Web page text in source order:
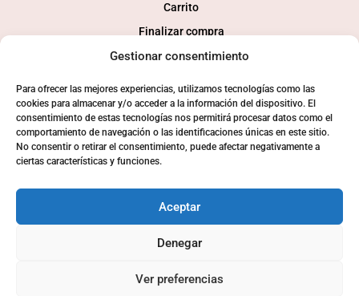
Gestionar consentimiento
Para ofrecer las mejores experiencias, utilizamos tecnologías como las
cookies para almacenar y/o acceder a la información del dispositivo. El
consentimiento de estas tecnologías nos permitirá procesar datos como el
comportamiento de navegación o las identificaciones únicas en este sitio.
No consentir o retirar el consentimiento, puede afectar negativamente a
ciertas características y funciones.
Aceptar
Denegar
Ver preferencias
Carrito
Finalizar compra
Mi cuenta
SOCIAL
© 2024 Consaborahumo.com | Desarollo tienda online